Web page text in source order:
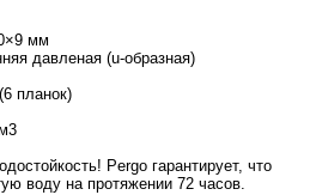
мм
давленая (u-образная)
планок)
Pergo гарантирует, что
воду на протяжении 72 часов.